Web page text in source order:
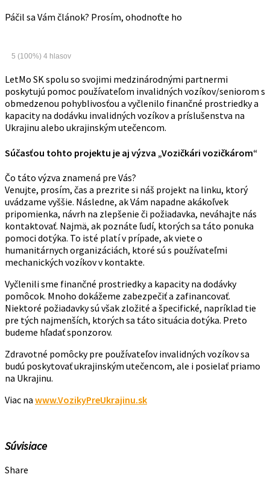
Páčil sa Vám článok? Prosím, ohodnoťte ho
5 (100%) 4hlasov
LetMo SK spolu so svojimi medzinárodnými partnermi
poskytujú pomoc používateľom invalidných vozíkov/seniorom s
obmedzenou pohyblivosťou a vyčlenilo finančné prostriedky a
kapacity na dodávku invalidných vozíkov a príslušenstva na
Ukrajinu alebo ukrajinským utečencom.
Súčasťou tohto projektu je aj výzva „Vozičkári vozičkárom“
Čo táto výzva znamená pre Vás?
Venujte, prosím, čas a prezrite si náš projekt na linku, ktorý
uvádzame vyššie. Následne, ak Vám napadne akákoľvek
pripomienka, návrh na zlepšenie či požiadavka, neváhajte nás
kontaktovať. Najmä, ak poznáte ľudí, ktorých sa táto ponuka
pomoci dotýka. To isté platí v prípade, ak viete o
humanitárnych organizáciách, ktoré sú s používateľmi
mechanických vozíkov v kontakte.
Vyčlenili sme finančné prostriedky a kapacity na dodávky
pomôcok. Mnoho dokážeme zabezpečiť a zafinancovať.
Niektoré požiadavky sú však zložité a špecifické, napríklad tie
pre tých najmenších, ktorých sa táto situácia dotýka. Preto
budeme hľadať sponzorov.
Zdravotné pomôcky pre používateľov invalidných vozíkov sa
budú poskytovať ukrajinským utečencom, ale i posielať priamo
na Ukrajinu.
Viac na www.VozikyPreUkrajinu.sk
Súvisiace
Share